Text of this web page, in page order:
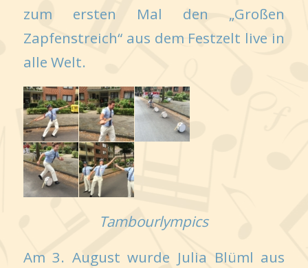
zum ersten Mal den „Großen
Zapfenstreich“ aus dem Festzelt live in
alle Welt.
Tambourlympics
Am 3. August wurde Julia Blüml aus